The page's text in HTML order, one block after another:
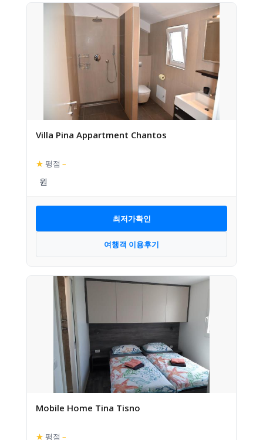
Villa Pina Appartment Chantos
★ 평점 –
최저가확인
여행객 이용후기
Mobile Home Tina Tisno
★ 평점 –